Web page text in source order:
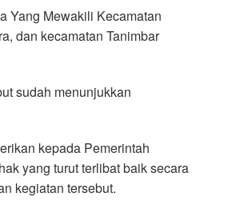
Yang Mewakili Kecamatan
dan kecamatan Tanimbar
sudah menunjukkan
kepada Pemerintah
yang turut terlibat baik secara
kegiatan tersebut.